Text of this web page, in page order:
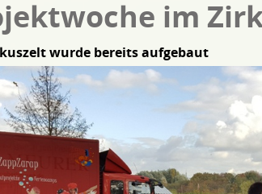
im
wurde bereits aufgebaut